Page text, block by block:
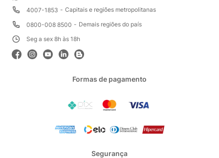
4007-1853
Capitais e regiões metropolitanas
0800-008 8500
Demais regiões do país
Seg a sex 8h às 18h
Formas de pagamento
Segurança